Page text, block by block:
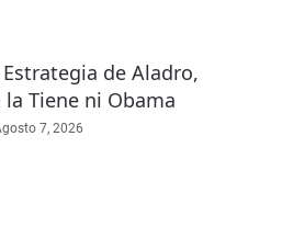
Estrategia de Aladro,
la Tiene ni Obama
7, 2026